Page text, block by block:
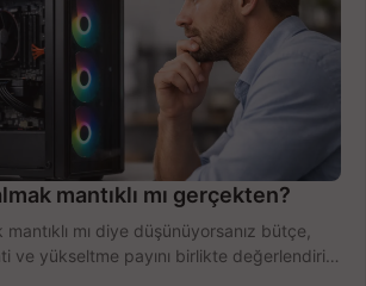
mantıklı mı gerçekten?
mantıklı mı diye düşünüyorsanız bütçe,
ve yükseltme payını birlikte değerlendirin,